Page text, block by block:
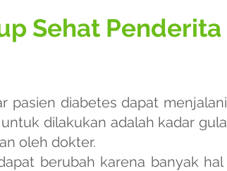
Sehat Penderita
pasien diabetes dapat menjalani
dilakukan adalah kadar gula
oleh dokter.
berubah karena banyak hal